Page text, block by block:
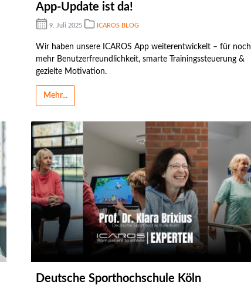
App-Update ist da!
9. Juli 2025 ICAROS BLOG
Wir haben unsere ICAROS App weiterentwickelt – für noch
mehr Benutzerfreundlichkeit, smarte Trainingssteuerung &
gezielte Motivation.
Mehr...
Deutsche Sporthochschule Köln